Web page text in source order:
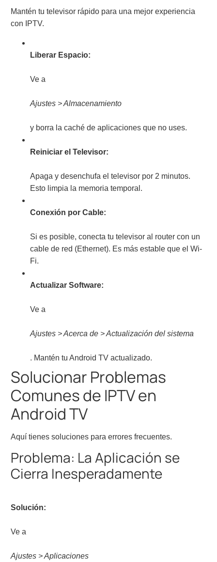
Mantén tu televisor rápido para una mejor experiencia
con IPTV.
Liberar Espacio:
Ve a
Ajustes > Almacenamiento
y borra la caché de aplicaciones que no uses.
Reiniciar el Televisor:
Apaga y desenchufa el televisor por 2 minutos.
Esto limpia la memoria temporal.
Conexión por Cable:
Si es posible, conecta tu televisor al router con un
cable de red (Ethernet). Es más estable que el Wi-
Fi.
Actualizar Software:
Ve a
Ajustes > Acerca de > Actualización del sistema
. Mantén tu Android TV actualizado.
Solucionar Problemas
Comunes de IPTV en
Android TV
Aquí tienes soluciones para errores frecuentes.
Problema: La Aplicación se
Cierra Inesperadamente
Solución:
Ve a
Ajustes > Aplicaciones